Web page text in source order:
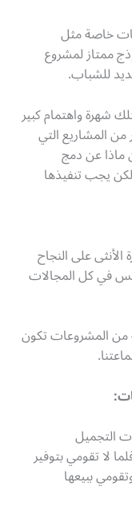
خاصة مثل
ممتاز لمشروع
للشباب.
شهرة واهتمام كبير
المشاريع التي
ماذا عن دمج
يجب تنفيذها
الأنثى على النجاح
في كل المجالات
من المشروعات تكون
التجميل
لا تقومي بتوفير
ببيعها